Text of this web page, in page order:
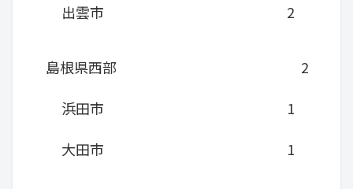
出雲市
2
島根県西部
2
浜田市
1
大田市
1